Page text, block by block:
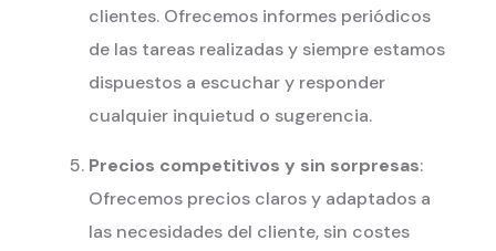
clientes. Ofrecemos informes periódicos
de las tareas realizadas y siempre estamos
dispuestos a escuchar y responder
cualquier inquietud o sugerencia.
Precios competitivos y sin sorpresas:
Ofrecemos precios claros y adaptados a
las necesidades del cliente, sin costes